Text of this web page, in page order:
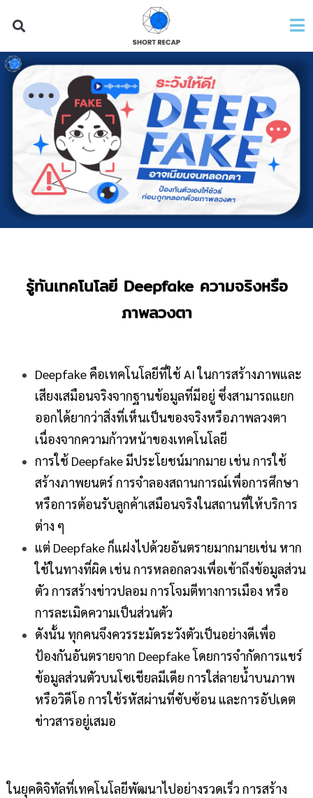
รู้ทันเทคโนโลยี Deepfake ความจริงหรือ
ภาพลวงตา
Deepfake คือเทคโนโลยีที่ใช้ AI ในการสร้างภาพและ
เสียงเสมือนจริงจากฐานข้อมูลที่มีอยู่ ซึ่งสามารถแยก
ออกได้ยากว่าสิ่งที่เห็นเป็นของจริงหรือภาพลวงตา
เนื่องจากความก้าวหน้าของเทคโนโลยี
การใช้ Deepfake มีประโยชน์มากมาย เช่น การใช้
สร้างภาพยนตร์ การจำลองสถานการณ์เพื่อการศึกษา
หรือการต้อนรับลูกค้าเสมือนจริงในสถานที่ให้บริการ
ต่าง ๆ
แต่ Deepfake ก็แฝงไปด้วยอันตรายมากมายเช่น หาก
ใช้ในทางที่ผิด เช่น การหลอกลวงเพื่อเข้าถึงข้อมูลส่วน
ตัว การสร้างข่าวปลอม การโจมตีทางการเมือง หรือ
การละเมิดความเป็นส่วนตัว
ดังนั้น ทุกคนจึงควรระมัดระวังตัวเป็นอย่างดีเพื่อ
ป้องกันอันตรายจาก Deepfake โดยการจำกัดการแชร์
ข้อมูลส่วนตัวบนโซเชียลมีเดีย การใส่ลายน้ำบนภาพ
หรือวิดีโอ การใช้รหัสผ่านที่ซับซ้อน และการอัปเดต
ข่าวสารอยู่เสมอ
ในยุคดิจิทัลที่เทคโนโลยีพัฒนาไปอย่างรวดเร็ว การสร้าง